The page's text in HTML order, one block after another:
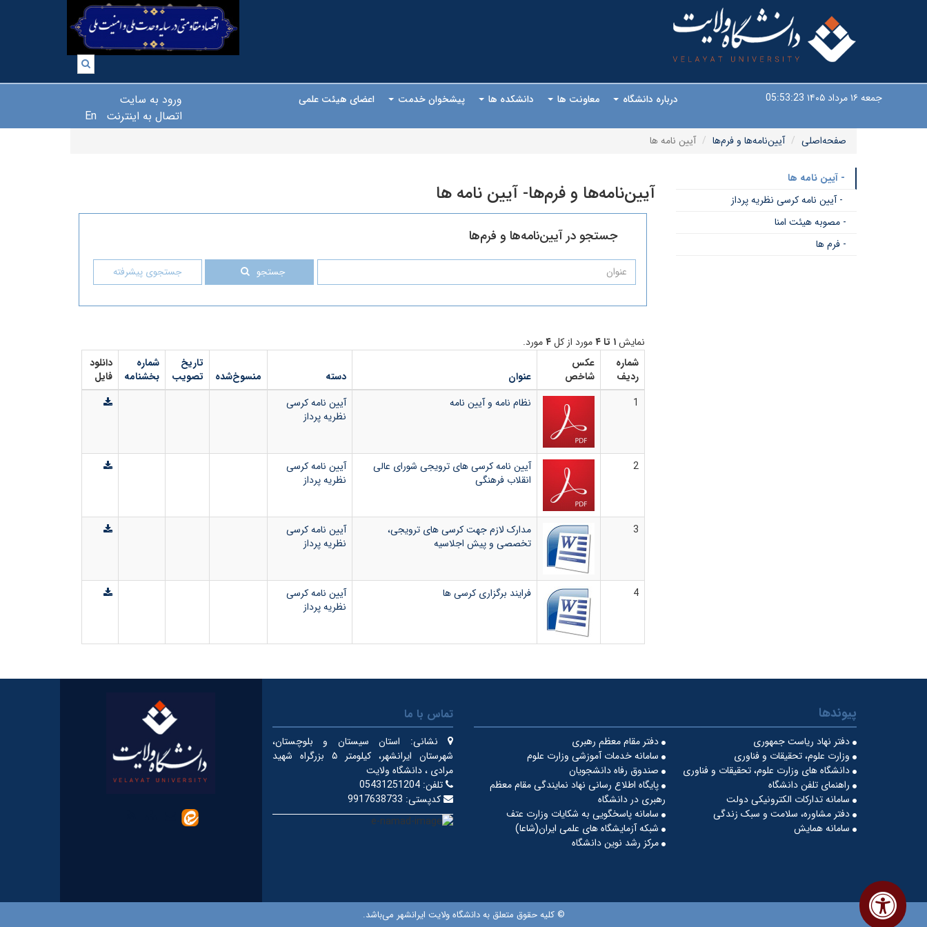
جمعه ۱۶ مرداد ۱۴۰۵ 05:53:24
ورود به سایت
اتصال به اینترنت
En
درباره دانشگاه معاونت ها دانشکده ها پیشخوان خدمت اعضای هیئت علمی
صفحه‌اصلی آیین‌نامه‌ها و فرم‌ها آیین نامه ها
آیین‌نامه‌ها و فرم‌ها- آیین نامه ها
جستجو در آیین‌نامه‌ها و فرم‌ها
جستجو جستجوی پیشرفته
نمایش۱ تا ۴ مورد از کل۴مورد.
شماره
ردیف
عکس
شاخص
عنوان دسته منسوخ‌شده
تاریخ
تصویب
شماره
بخشنامه
دانلود
فایل
1
نظام نامه و آیین نامه
آیین نامه کرسی
نظریه پرداز
2
آیین نامه کرسی های ترویجی شورای عالی
انقلاب فرهنگی
آیین نامه کرسی
نظریه پرداز
3
مدارک لازم جهت کرسی های ترویجی،
تخصصی و پیش اجلاسیه
آیین نامه کرسی
نظریه پرداز
4 فرایند برگزاری کرسی ها
آیین نامه کرسی
نظریه پرداز
- آیین نامه ها
- آیین نامه کرسی نظریه پرداز
- مصوبه هیئت امنا
- فرم ها
پیوندها
دفتر مقام معظم رهبری
دفتر نهاد ریاست جمهوری
سامانه خدمات آموزشی وزارت علوم
وزارت علوم، تحقیقات و فناوری
صندوق رفاه دانشجویان
دانشگاه های وزارت علوم، تحقیقات و فناوری
پایگاه اطلاع رسانی نهاد نمایندگی مقام معظم
رهبری در دانشگاه
راهنمای تلفن دانشگاه
سامانه تدارکات الکترونیکی دولت
سامانه پاسخگویی به شکایات وزارت عتف
دفتر مشاوره، سلامت و سبک زندگی
شبکه آزمایشگاه های علمی ایران(شاعا)
سامانه همایش
مرکز رشد نوین دانشگاه
تماس با ما
نشانی: استان سیستان و بلوچستان،
شهرستان ایرانشهر، کیلومتر ۵ بزرگراه شهید
مرادی ، دانشگاه ولایت
تلفن: 05431251204
کدپستی: 9917638733
© کلیه حقوق متعلق به دانشگاه ولایت ایرانشهر می‌باشد.